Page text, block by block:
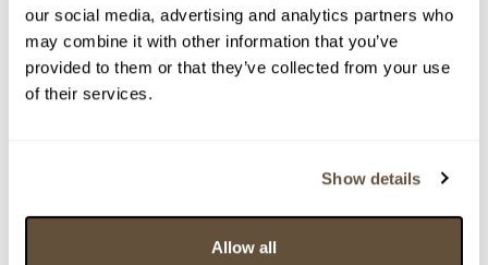
our social media, advertising and analytics partners who
may combine it with other information that you’ve
provided to them or that they’ve collected from your use
of their services.
Show details
Allow all
Detail položky